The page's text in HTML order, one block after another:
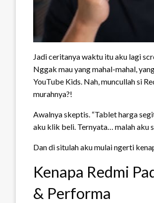
Jadi ceritanya waktu itu aku lagi
Nggak mau yang mahal-mahal,
YouTube Kids. Nah, muncullah si
murahnya?!
Awalnya skeptis. “Tablet harga
aku klik beli. Ternyata… malah aku
Dan di situlah aku mulai ngerti
Kenapa Redmi
& Performa